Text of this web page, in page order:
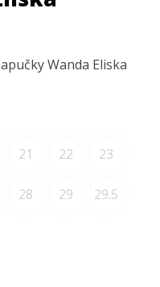
Wanda Eliska
21 22 23
28 29 29.5